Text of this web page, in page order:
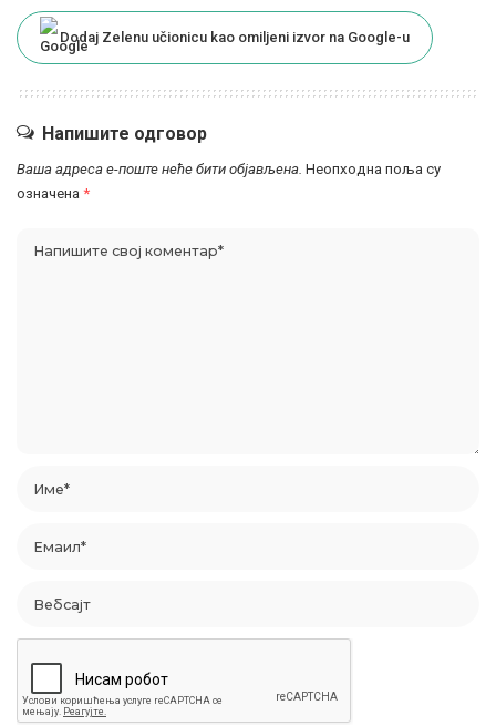
Dodaj Zelenu učionicu kao omiljeni izvor na Google-u
Напишите одговор
Ваша адреса е-поште неће бити објављена. Неопходна поља су
означена *